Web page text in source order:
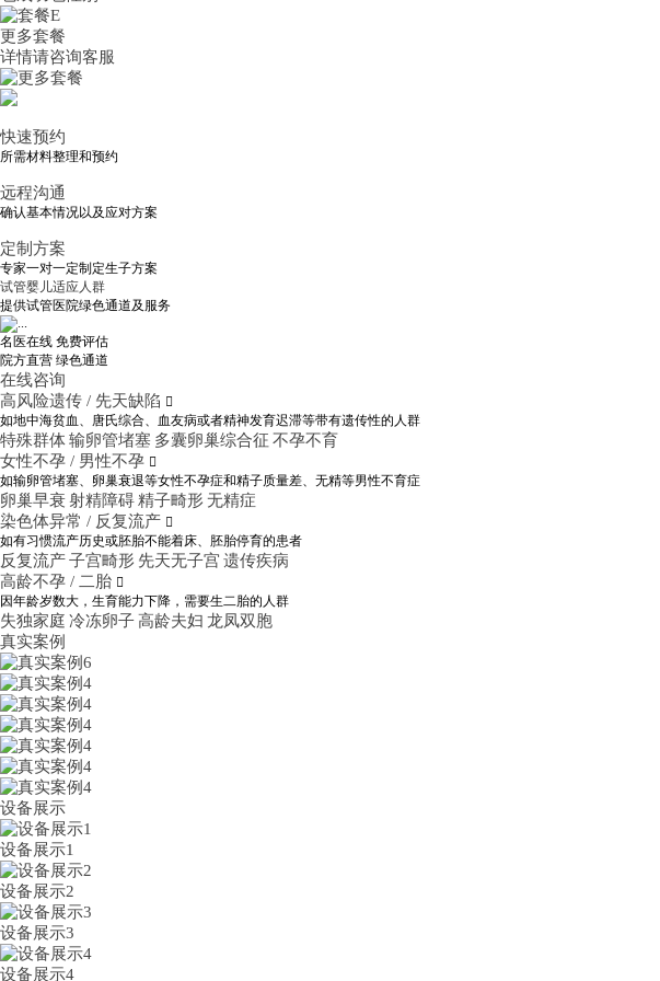
更多套餐
详情请咨询客服
快速预约
所需材料整理和预约
远程沟通
确认基本情况以及应对方案
定制方案
专家一对一定制定生子方案
试管婴儿适应人群
提供试管医院绿色通道及服务
名医在线 免费评估
院方直营 绿色通道
在线咨询
高风险遗传 / 先天缺陷 
如地中海贫血、唐氏综合、血友病或者精神发育迟滞等带有遗传性的人群
特殊群体输卵管堵塞 多囊卵巢综合征 不孕不育
女性不孕 / 男性不孕 
如输卵管堵塞、卵巢衰退等女性不孕症和精子质量差、无精等男性不育症
卵巢早衰射精障碍精子畸形 无精症
染色体异常 / 反复流产 
如有习惯流产历史或胚胎不能着床、胚胎停育的患者
反复流产子宫畸形 先天无子宫 遗传疾病
高龄不孕 / 二胎 
因年龄岁数大，生育能力下降，需要生二胎的人群
失独家庭 冷冻卵子高龄夫妇 龙凤双胞
真实案例
设备展示
设备展示1
设备展示2
设备展示3
设备展示4